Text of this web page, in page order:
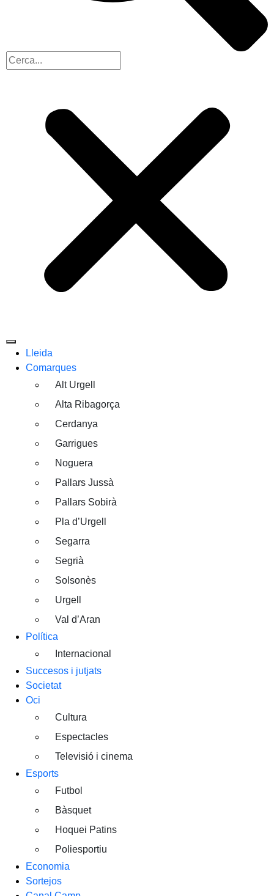
Lleida
Comarques
Alt Urgell
Alta Ribagorça
Cerdanya
Garrigues
Noguera
Pallars Jussà
Pallars Sobirà
Pla d’Urgell
Segarra
Segrià
Solsonès
Urgell
Val d’Aran
Política
Internacional
Succesos i jutjats
Societat
Oci
Cultura
Espectacles
Televisió i cinema
Esports
Futbol
Bàsquet
Hoquei Patins
Poliesportiu
Economia
Sortejos